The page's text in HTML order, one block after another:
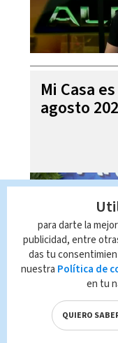
Mi Casa
agosto
Brenes,
para darte la
publicidad, entre
das tu
nuestra Política de
en tu
QUIERO